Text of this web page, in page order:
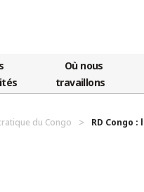
Où nous
travaillons
du Congo RD Congo